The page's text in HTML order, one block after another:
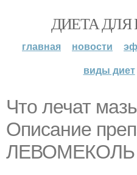
ДИЕТА
главная новости
виды диет
Что лечат
Описание
ЛЕВОМЕКОЛЬ